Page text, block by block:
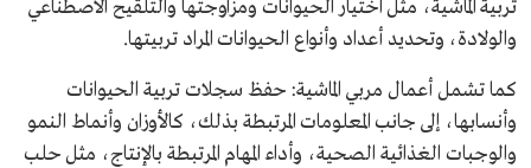
تربية الماشية، مثل اختيار الحيوانات ومزاوجتها والتلقيح الاصطناعي
والولادة، وتحديد أعداد وأنواع الحيوانات المراد تربيتها.
كما تشمل أعمال مربي الماشية: حفظ سجلات تربية الحيوانات
وأنسابها، إلى جانب المعلومات المرتبطة بذلك، كالأوزان وأنماط النمو
والوجبات الغذائية الصحية، وأداء المهام المرتبطة بالإنتاج، مثل حلب